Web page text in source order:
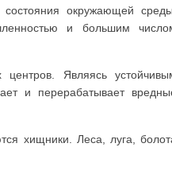
состояния окружающей среды,
и большим
Являясь
и перерабатывает
хищники. Леса, луга,